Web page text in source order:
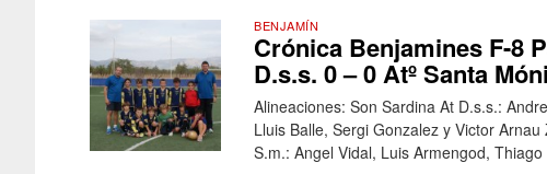
BENJAMÍN
Crónica Benjamines F-8
D.s.s. 0 – 0 Atº Santa
Alineaciones: Son Sardina At D.s.s.:
Lluis Balle, Sergi Gonzalez y Victor
S.m.: Angel Vidal, Luis Armengod,